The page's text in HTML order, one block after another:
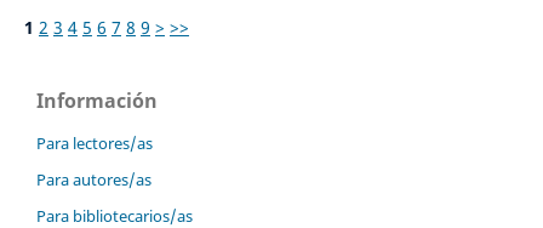
1 2 3 4 5 6 7 8 9 > >>
Información
Para lectores/as
Para autores/as
Para bibliotecarios/as